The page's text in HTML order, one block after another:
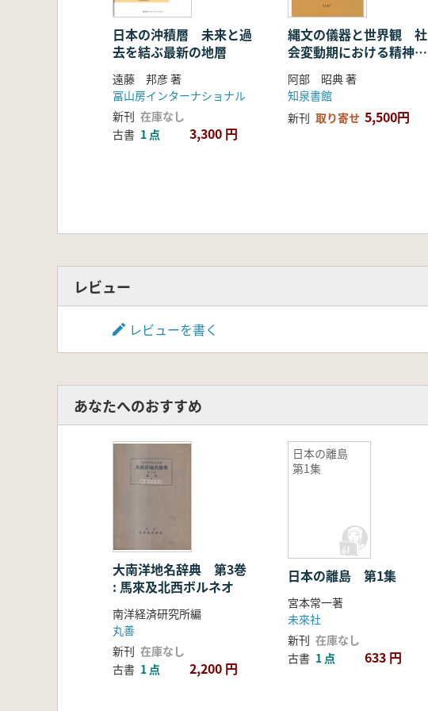
日本の沖積層 未来と過
去を結ぶ最新の地層
遠藤 邦彦 著
冨山房インターナショナル
新刊 在庫なし
古書 1 点 3,300 円
縄文の儀器と世界観 社
会変動期における精神文
化の様相
阿部 昭典 著
知泉書館
新刊 取り寄せ 5,500円
レビュー
レビューを書く
あなたへのおすすめ
大南洋地名辞典 第3巻
: 馬來及北西ボルネオ
南洋経済研究所編
丸善
新刊 在庫なし
古書 1 点 2,200 円
日本の離島
第1集
日本の離島 第1集
宮本常一著
未來社
新刊 在庫なし
古書 1 点 633 円